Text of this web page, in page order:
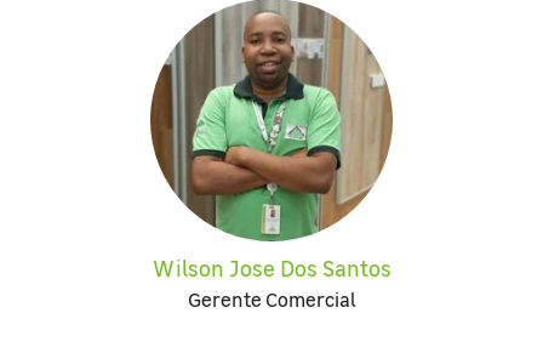
Wilson Jose Dos Santos
Gerente Comercial